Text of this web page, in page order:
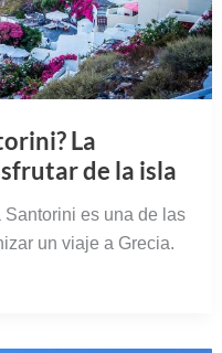
La
de la isla
es una de las
un viaje a Grecia.